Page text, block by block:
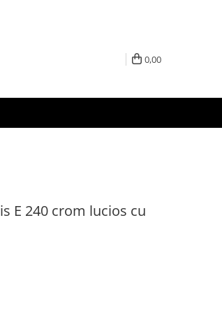
0,00
E 240 crom lucios cu